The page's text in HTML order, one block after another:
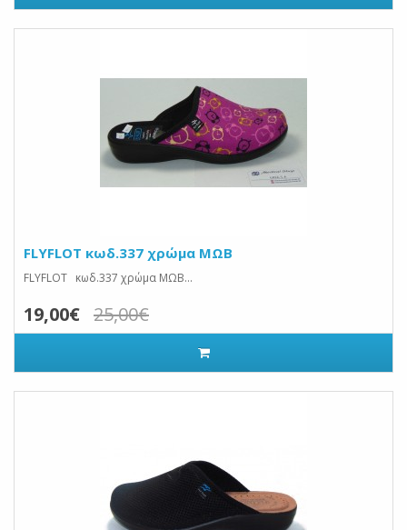
FLYFLOT κωδ.337 χρώμα ΜΩΒ
FLYFLOT κωδ.337 χρώμα ΜΩΒ...
19,00€ 25,00€